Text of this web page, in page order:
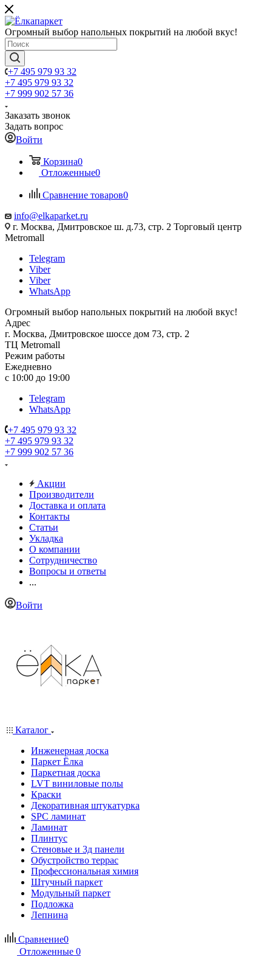
Огромный выбор напольных покрытий на любой вкус!
+7 495 979 93 32
+7 495 979 93 32
+7 999 902 57 36
Заказать звонок
Задать вопрос
Войти
Корзина0
Отложенные0
Сравнение товаров0
info@elkaparket.ru
г. Москва, Дмитровское ш. д.73, стр. 2 Торговый центр
Metromall
Telegram
Viber
Viber
WhatsApp
Огромный выбор напольных покрытий на любой вкус!
Адрес
г. Москва, Дмитровское шоссе дом 73, стр. 2
ТЦ Metromall
Режим работы
Ежедневно
с 10:00 до 19:00
Telegram
WhatsApp
+7 495 979 93 32
+7 495 979 93 32
+7 999 902 57 36
Акции
Производители
Доставка и оплата
Контакты
Статьи
Укладка
О компании
Сотрудничество
Вопросы и ответы
...
Войти
Каталог
Инженерная доска
Паркет Ёлка
Паркетная доска
LVT виниловые полы
Краски
Декоративная штукатурка
SPC ламинат
Ламинат
Плинтус
Стеновые и 3д панели
Обустройство террас
Профессиональная химия
Штучный паркет
Модульный паркет
Подложка
Лепнина
Сравнение0
Отложенные 0